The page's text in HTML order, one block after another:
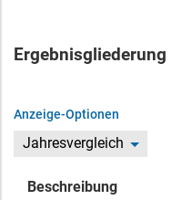
Ergebnisgliederung
Anzeige-Optionen
Jahresvergleich
Beschreibung